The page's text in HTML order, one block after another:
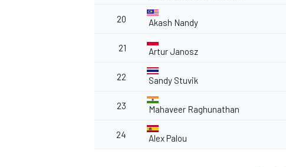
20 Akash Nandy
21 Artur Janosz
22 Sandy Stuvik
23 Mahaveer Raghunathan
24 Alex Palou